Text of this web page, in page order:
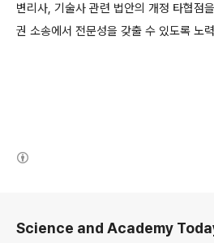
변리사, 기술사 관련 법안의 개정 타협점
권 소송에서 전문성을 갖출 수 있도록 노
Science and Academy